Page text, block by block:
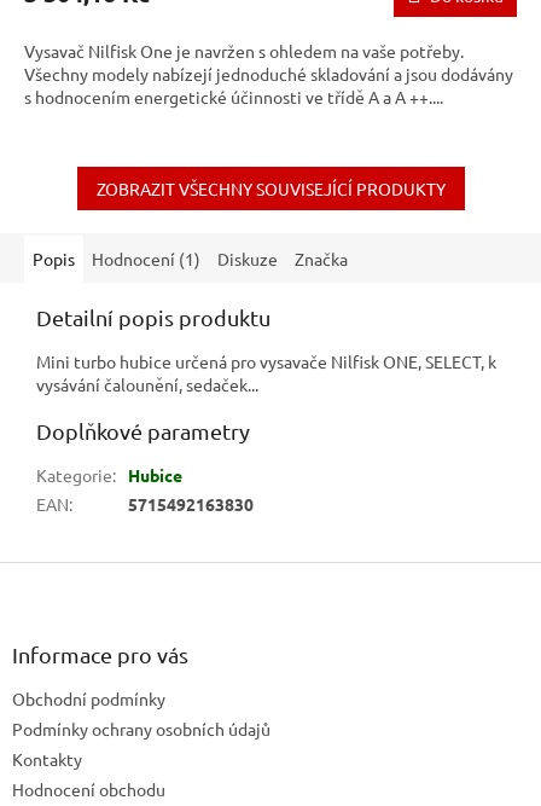
Vysavač Nilfisk One je navržen s ohledem na vaše potřeby.
Všechny modely nabízejí jednoduché skladování a jsou dodávány
s hodnocením energetické účinnosti ve třídě A a A ++....
ZOBRAZIT VŠECHNY SOUVISEJÍCÍ PRODUKTY
Popis Hodnocení (1) Diskuze Značka
Detailní popis produktu
Mini turbo hubice určená pro vysavače Nilfisk ONE, SELECT, k
vysávání čalounění, sedaček...
Doplňkové parametry
Kategorie:
Hubice
EAN: 5715492163830
Z
Informace pro vás
Obchodní podmínky
Podmínky ochrany osobních údajů
Kontakty
Hodnocení obchodu